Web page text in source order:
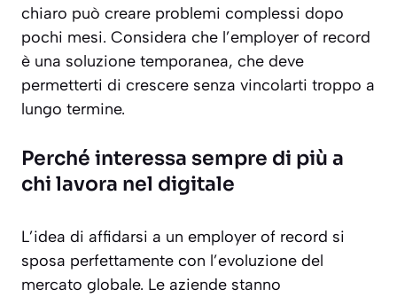
chiaro può creare problemi complessi dopo
pochi mesi. Considera che l’employer of record
è una soluzione temporanea, che deve
permetterti di crescere senza vincolarti troppo a
lungo termine.
Perché interessa sempre di più a
chi lavora nel digitale
L’idea di affidarsi a un employer of record si
sposa perfettamente con l’evoluzione del
mercato globale. Le aziende stanno